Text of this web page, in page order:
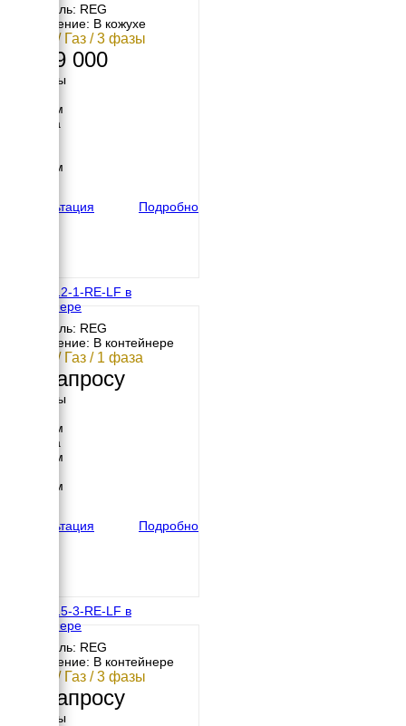
Двигатель: REG
Исполнение: В кожухе
11 кВт / Газ / 3 фазы
1 199 000
Размеры
1800 мм
Ширина
1250 мм
Консультация
Подробно
REG G12-1-RE-LF в
контейнере
Двигатель: REG
Исполнение: В контейнере
11 кВт / Газ / 1 фаза
По запросу
Размеры
2500 мм
Ширина
1200 мм
1500 мм
Консультация
Подробно
REG G15-3-RE-LF в
контейнере
Двигатель: REG
Исполнение: В контейнере
11 кВт / Газ / 3 фазы
По запросу
Размеры